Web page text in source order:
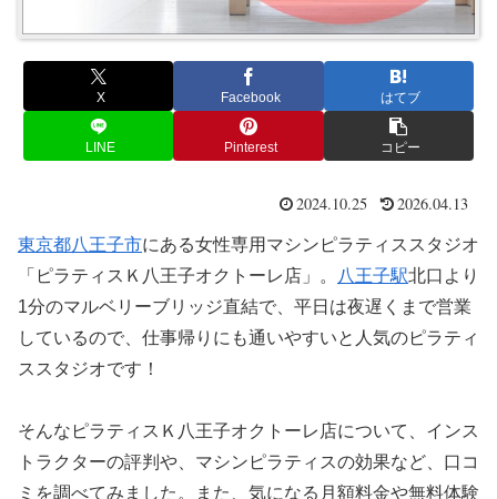
X Facebook はてブ
LINE Pinterest コピー
2024.10.25 2026.04.13
東京都八王子市にある女性専用マシンピラティススタジオ
「ピラティスＫ八王子オクトーレ店」。
八王子駅北口より
1分のマルベリーブリッジ直結で、平日は夜遅くまで営業
しているので、仕事帰りにも通いやすいと人気のピラティ
ススタジオです！
そんなピラティスＫ八王子オクトーレ店について、インス
トラクターの評判や、マシンピラティスの効果など、口コ
ミを調べてみました。また、気になる月額料金や無料体験